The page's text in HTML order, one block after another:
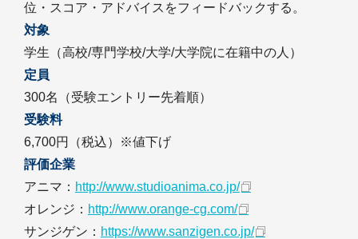
位・スコア・アドバイスをフィードバックする。
対象
学生（高校/専門学校/大学/大学院に在籍中の人）
定員
300名（受験エントリー先着順）
受験料
6,700円（税込）※値下げ
評価企業
アニマ： http://www.studioanima.co.jp/
オレンジ： http://www.orange-cg.com/
サンジゲン： https://www.sanzigen.co.jp/